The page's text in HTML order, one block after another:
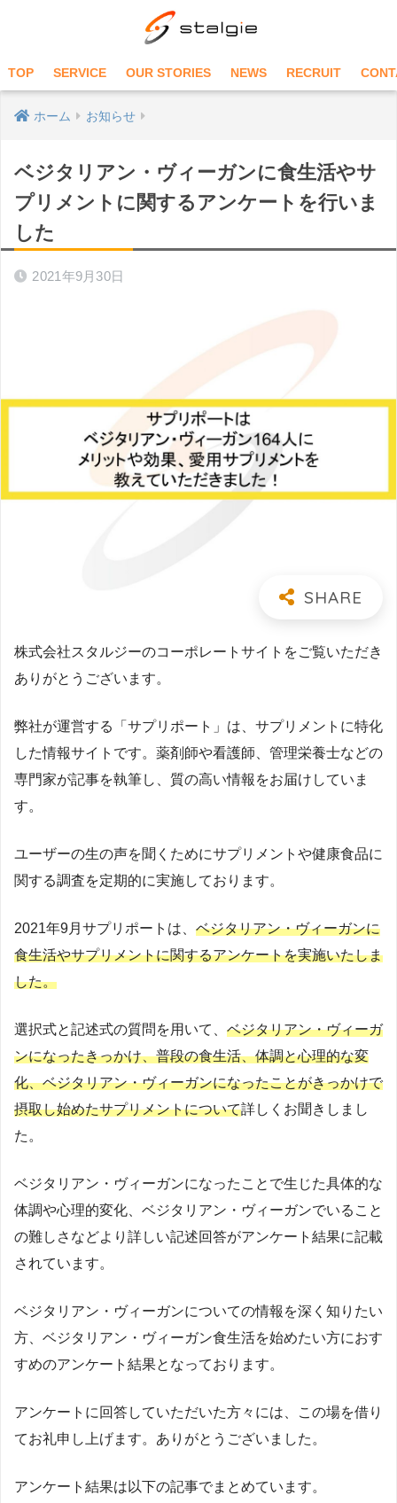
TOP SERVICE OUR STORIES NEWS RECRUIT
ホーム お知らせ
ベジタリアン・ヴィーガンに食生活やサ
プリメントに関するアンケートを行いま
した
2021年9月30日
株式会社スタルジーのコーポレートサイトをご覧いただき
ありがとうございます。
弊社が運営する「サプリポート」は、サプリメントに特化
した情報サイトです。薬剤師や看護師、管理栄養士などの
専門家が記事を執筆し、質の高い情報をお届けしていま
す。
ユーザーの生の声を聞くためにサプリメントや健康食品に
関する調査を定期的に実施しております。
2021年9月サプリポートは、 ベジタリアン・ヴィーガンに
食生活やサプリメントに関するアンケートを実施いたしま
した。
選択式と記述式の質問を用いて、 ベジタリアン・ヴィーガ
ンになったきっかけ、普段の食生活、体調と心理的な変
化、ベジタリアン・ヴィーガンになったことがきっかけで
摂取し始めたサプリメントについて詳しくお聞きしまし
た。
ベジタリアン・ヴィーガンになったことで生じた具体的な
体調や心理的変化、ベジタリアン・ヴィーガンでいること
の難しさなどより詳しい記述回答がアンケート結果に記載
されています。
ベジタリアン・ヴィーガンについての情報を深く知りたい
方、ベジタリアン・ヴィーガン食生活を始めたい方におす
すめのアンケート結果となっております。
アンケートに回答していただいた方々には、この場を借り
てお礼申し上げます。ありがとうございました。
アンケート結果は以下の記事でまとめています。